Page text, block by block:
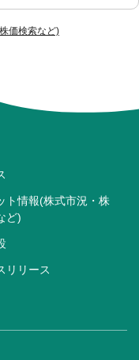
価検索など)
ト情報(株式市況・株
ど)
リリース